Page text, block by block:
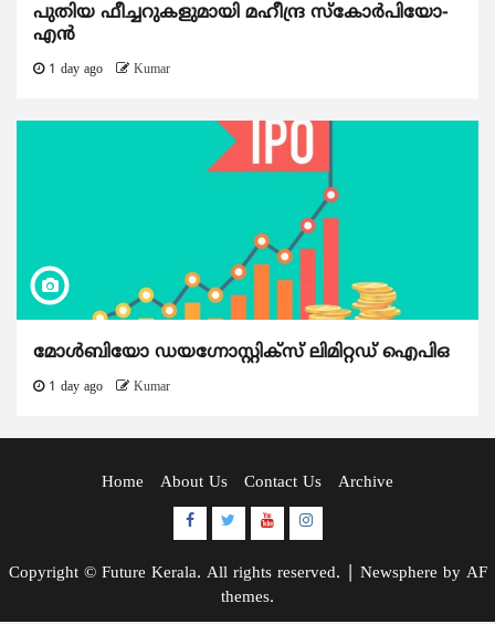
പുതിയ ഫീച്ചറുകളുമായി മഹീന്ദ്ര സ്കോർപിയോ-
എൻ
1 day ago Kumar
മോൾബിയോ ഡയഗ്നോസ്റ്റിക്സ് ലിമിറ്റഡ് ഐപിഒ
1 day ago Kumar
Home About Us Contact Us Archive
Facebook
TwitterYoutubeInstagram
Copyright © Future Kerala. All rights reserved. Newsphere by AF
themes.